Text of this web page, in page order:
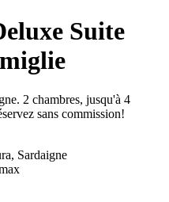
Suite
2 chambres, jusqu'à 4
sans commission!
Sardaigne